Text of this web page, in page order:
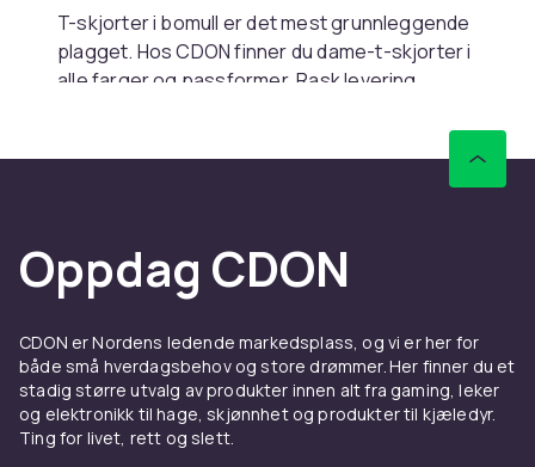
T-skjorter i bomull er det mest grunnleggende
plagget. Hos CDON finner du dame-t-skjorter i
alle farger og passformer. Rask levering.
Materiale
bomull er bærekraftig. Bomull-elastan gir
stretch.
Kombiner med
Oppdag CDON
CDON er Nordens ledende markedsplass, og vi er her for
både små hverdagsbehov og store drømmer. Her finner du et
stadig større utvalg av produkter innen alt fra gaming, leker
og elektronikk til hage, skjønnhet og produkter til kjæledyr.
Ting for livet, rett og slett.